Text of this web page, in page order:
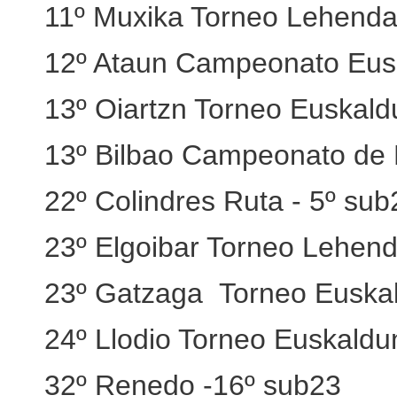
11º Muxika Torneo
12º Ataun Campeonato
13º Oiartzn Torneo
13º Bilbao Campeonato
22º Colindres Ruta - 5º
23º Elgoibar Torneo
23º Gatzaga Torneo
24º Llodio Torneo
32º Renedo -16º sub23